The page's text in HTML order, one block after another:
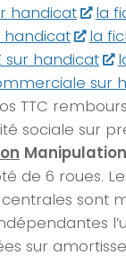
handicat
la
handicat
la
sur handicat
sur
TTC
sociale sur
Manipulation
de 6 roues.
sont
sur